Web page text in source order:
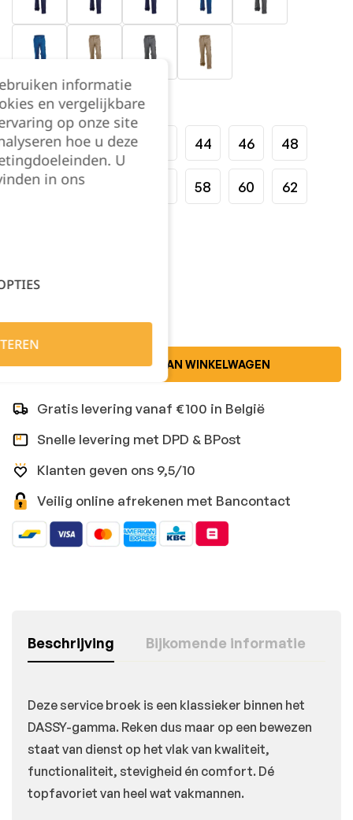
Maat:
36 38 40 44 46 48
50 52 58 60 62
TOEVOEGEN AAN WINKELWAGEN
Gratis levering vanaf €100 in België
Snelle levering met DPD & BPost
Klanten geven ons 9,5/10
Veilig online afrekenen met Bancontact
Beschrijving Bijkomende informatie
Deze service broek is een klassieker binnen het
DASSY-gamma. Reken dus maar op een bewezen
staat van dienst op het vlak van kwaliteit,
functionaliteit, stevigheid én comfort. Dé
topfavoriet van heel wat vakmannen.
informatie
en vergelijkbare
op onze site
hoe u deze
U
in ons